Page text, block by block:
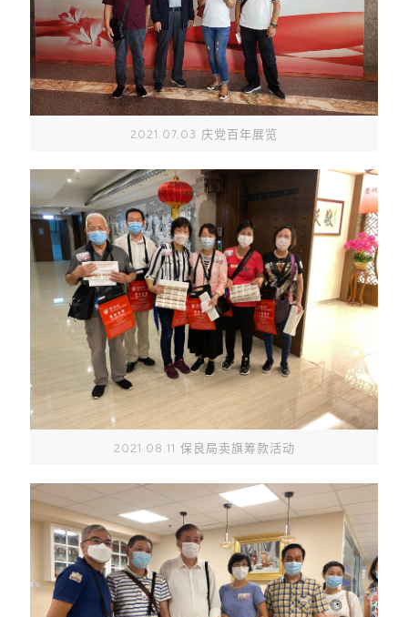
2021.07.03 庆党百年展览
2021.08.11 保良局卖旗筹款活动